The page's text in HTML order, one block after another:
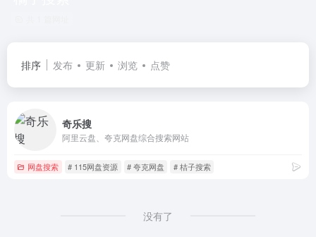
排序 发布 更新 浏览 点赞
奇乐搜
阿里云盘、夸克网盘综合搜索网站
网盘搜索 # 115网盘资源 # 夸克网盘 # 桔子搜索
没有了